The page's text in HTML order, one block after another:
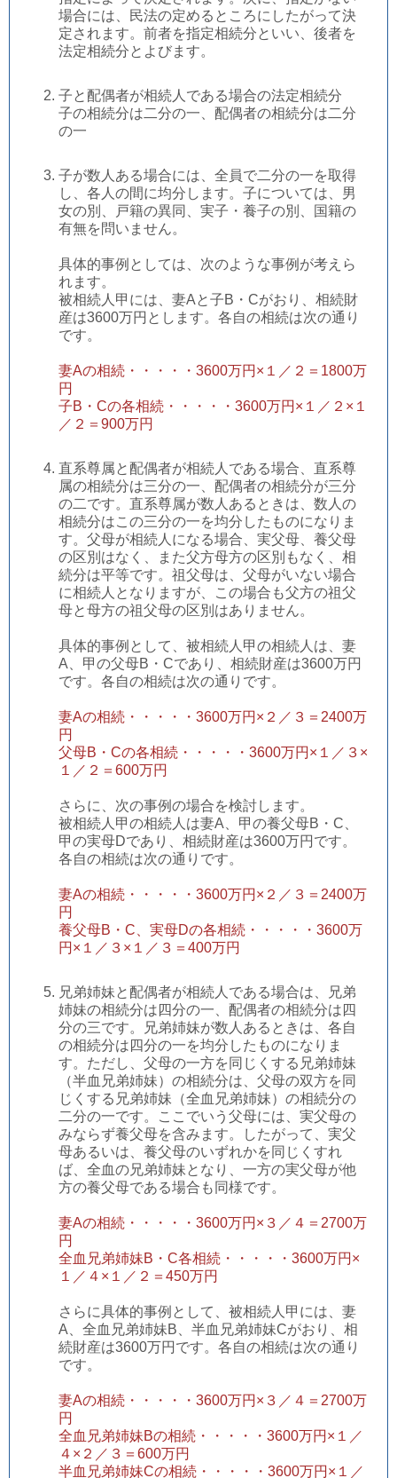
場合には、民法の定めるところにしたがって決
定されます。前者を指定相続分といい、後者を
法定相続分とよびます。
子と配偶者が相続人である場合の法定相続分
子の相続分は二分の一、配偶者の相続分は二分
の一
子が数人ある場合には、全員で二分の一を取得
し、各人の間に均分します。子については、男
女の別、戸籍の異同、実子・養子の別、国籍の
有無を問いません。
具体的事例としては、次のような事例が考えら
れます。
被相続人甲には、妻Aと子B・Cがおり、相続財
産は3600万円とします。各自の相続は次の通り
です。
妻Aの相続・・・・・3600万円×１／２＝1800万
円
子B・Cの各相続・・・・・3600万円×１／２×１
／２＝900万円
直系尊属と配偶者が相続人である場合、直系尊
属の相続分は三分の一、配偶者の相続分が三分
の二です。直系尊属が数人あるときは、数人の
相続分はこの三分の一を均分したものになりま
す。父母が相続人になる場合、実父母、養父母
の区別はなく、また父方母方の区別もなく、相
続分は平等です。祖父母は、父母がいない場合
に相続人となりますが、この場合も父方の祖父
母と母方の祖父母の区別はありません。
具体的事例として、被相続人甲の相続人は、妻
A、甲の父母B・Cであり、相続財産は3600万円
です。各自の相続は次の通りです。
妻Aの相続・・・・・3600万円×２／３＝2400万
円
父母B・Cの各相続・・・・・3600万円×１／３×
１／２＝600万円
さらに、次の事例の場合を検討します。
被相続人甲の相続人は妻A、甲の養父母B・C、
甲の実母Dであり、相続財産は3600万円です。
各自の相続は次の通りです。
妻Aの相続・・・・・3600万円×２／３＝2400万
円
養父母B・C、実母Dの各相続・・・・・3600万
円×１／３×１／３＝400万円
兄弟姉妹と配偶者が相続人である場合は、兄弟
姉妹の相続分は四分の一、配偶者の相続分は四
分の三です。兄弟姉妹が数人あるときは、各自
の相続分は四分の一を均分したものになりま
す。ただし、父母の一方を同じくする兄弟姉妹
（半血兄弟姉妹）の相続分は、父母の双方を同
じくする兄弟姉妹（全血兄弟姉妹）の相続分の
二分の一です。ここでいう父母には、実父母の
みならず養父母を含みます。したがって、実父
母あるいは、養父母のいずれかを同じくすれ
ば、全血の兄弟姉妹となり、一方の実父母が他
方の養父母である場合も同様です。
妻Aの相続・・・・・3600万円×３／４＝2700万
円
全血兄弟姉妹B・C各相続・・・・・3600万円×
１／４×１／２＝450万円
さらに具体的事例として、被相続人甲には、妻
A、全血兄弟姉妹B、半血兄弟姉妹Cがおり、相
続財産は3600万円です。各自の相続は次の通り
です。
妻Aの相続・・・・・3600万円×３／４＝2700万
円
全血兄弟姉妹Bの相続・・・・・3600万円×１／
４×２ ／３＝600万円
半血兄弟姉妹Cの相続・・・・・3600万円×１／